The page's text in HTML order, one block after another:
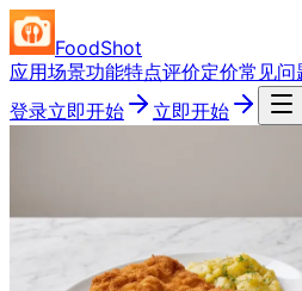
FoodShot
应用场景功能特点评价定价常见问
登录立即开始 立即开始